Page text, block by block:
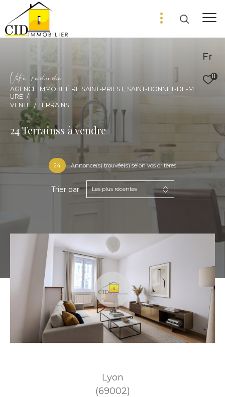
Fr
0
Vore recece
AGENCE IMMOBILIÈRE SAINT-PRIEST, SAINT-BONNET-DE-M
URE
VENTE
TERRAINS
24Terrainss à vendre
24 Annonce(s) trouvée(s) selon vos critères
Trier par Les plus récentes
Lyon
(69002)